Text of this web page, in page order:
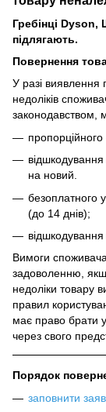
Гребінці
підлягають.
Повернення
У разі виявлення
недоліків
законодавством,
відшкодування
на новий.
безоплатного
(до 14 днів);
відшкодування
Вимоги
задоволенню,
недоліки товару
правил
має право брати
через свого
Порядок
заповнити